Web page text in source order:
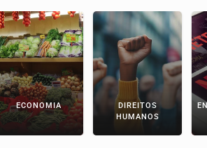
ECONOMIA
DIREITOS
HUMANOS